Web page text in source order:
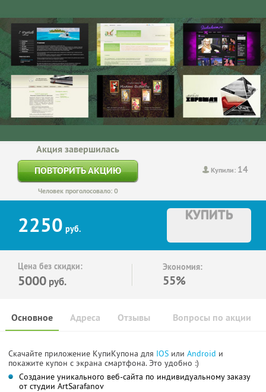
Купили: 14
Акция завершилась
ПОВТОРИТЬ АКЦИЮ
Человек проголосовало: 0
2250 руб.
КУПИТЬ
Цена без скидки:
5000 руб.
Экономия:
55%
Основное Отзывы Вопросы по акции
Адреса
Скачайте приложение КупиКупона для IOS или Android и
покажите купон с экрана смартфона. Это удобно :)
Создание уникального веб-сайта по индивидуальному заказу
от студии ArtSarafanov